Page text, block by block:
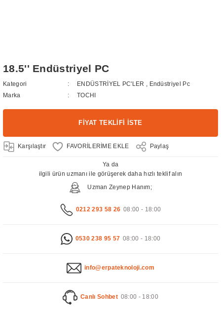
18.5'' Endüstriyel PC
Kategori ENDÜSTRİYEL PC'LER
Endüstriyel Pc
Marka
TOCHI
FİYAT TEKLİFİ İSTE
Karşılaştır Paylaş
Ya da
ilgili ürün uzmanı ile görüşerek daha hızlı teklif alın
Uzman Zeynep Hanım;
0212 293 58 26 08:00 - 18:00
0530 238 95 57 08:00 - 18:00
info@erpateknoloji.com
Canlı Sohbet 08:00 - 18:00